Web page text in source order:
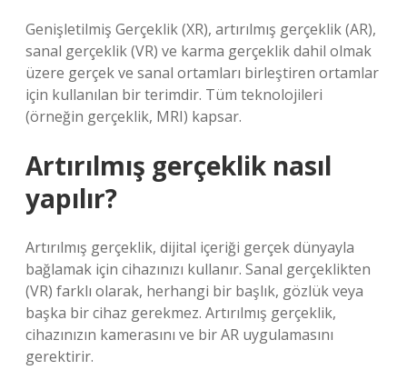
Genişletilmiş Gerçeklik (XR), artırılmış gerçeklik (AR),
sanal gerçeklik (VR) ve karma gerçeklik dahil olmak
üzere gerçek ve sanal ortamları birleştiren ortamlar
için kullanılan bir terimdir. Tüm teknolojileri
(örneğin gerçeklik, MRI) kapsar.
Artırılmış gerçeklik nasıl
yapılır?
Artırılmış gerçeklik, dijital içeriği gerçek dünyayla
bağlamak için cihazınızı kullanır. Sanal gerçeklikten
(VR) farklı olarak, herhangi bir başlık, gözlük veya
başka bir cihaz gerekmez. Artırılmış gerçeklik,
cihazınızın kamerasını ve bir AR uygulamasını
gerektirir.